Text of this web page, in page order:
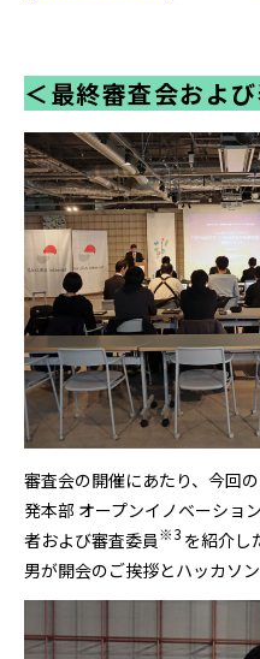
＜最終審査会およ
審査会の開催にあたり、今回
発本部 オープンイノベーショ
者および審査委員※3 を紹介し
男が開会のご挨拶とハッカソ